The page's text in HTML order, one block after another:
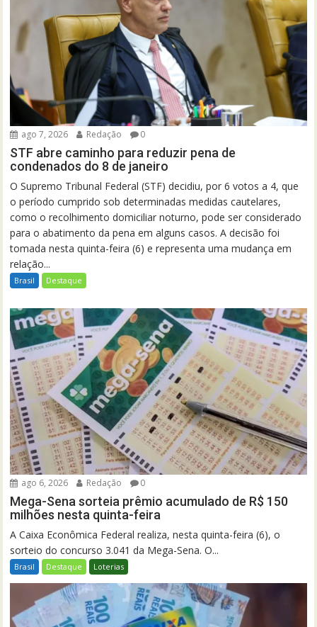
ago 7, 2026 Redação 0
STF abre caminho para reduzir pena de
condenados do 8 de janeiro
O Supremo Tribunal Federal (STF) decidiu, por 6 votos a 4, que
o período cumprido sob determinadas medidas cautelares,
como o recolhimento domiciliar noturno, pode ser considerado
para o abatimento da pena em alguns casos. A decisão foi
tomada nesta quinta-feira (6) e representa uma mudança em
relação...
Brasil Destaque
ago 6, 2026 Redação 0
Mega-Sena sorteia prêmio acumulado de R$ 150
milhões nesta quinta-feira
A Caixa Econômica Federal realiza, nesta quinta-feira (6), o
sorteio do concurso 3.041 da Mega-Sena. O...
Brasil Destaque Loterias